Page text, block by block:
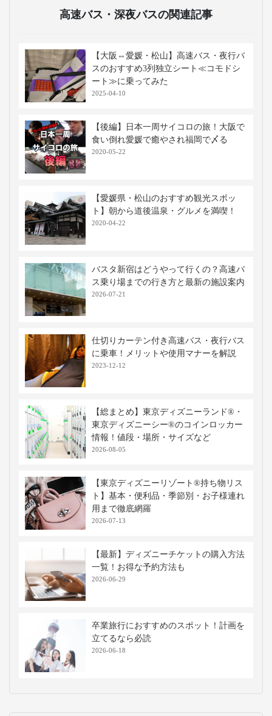
高速バス・深夜バスの関連記事
【大阪⇔愛媛・松山】高速バス・夜行バ
スのおすすめ3列独立シート≪コモドシ
ート≫に乗ってみた
2025-04-10
【後編】日本一周サイコロの旅！大阪で
食い倒れ愛媛で癒やされ福岡で〆る
2020-05-22
【愛媛県・松山のおすすめ観光スポッ
ト】朝から道後温泉・グルメを満喫！
2020-04-22
バスタ新宿はどうやって行くの？高速バ
ス乗り場までの行き方と最新の施設案内
2026-07-21
仕切りカーテン付き高速バス・夜行バス
に乗車！メリットや使用マナーを解説
2023-12-12
【総まとめ】東京ディズニーランド®・
東京ディズニーシー®のコインロッカー
情報！値段・場所・サイズなど
2026-08-05
【東京ディズニーリゾート®持ち物リス
ト】基本・便利品・季節別・お子様連れ
用まで徹底網羅
2026-07-13
【最新】ディズニーチケットの購入方法
一覧！お得な予約方法も
2026-06-29
卒業旅行におすすめのスポット！計画を
立てるなら必読
2026-06-18